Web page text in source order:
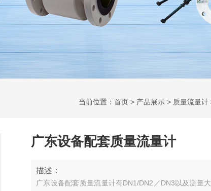
当前位置： 首页 > 产品展示 > 质量流量计
广东设备配套质量流量计
描述：
广东设备配套质量流量计有DN1/DN2／DN3以及测量